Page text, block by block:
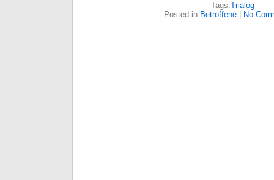
Tags:Trialog
Posted in Betroffene No